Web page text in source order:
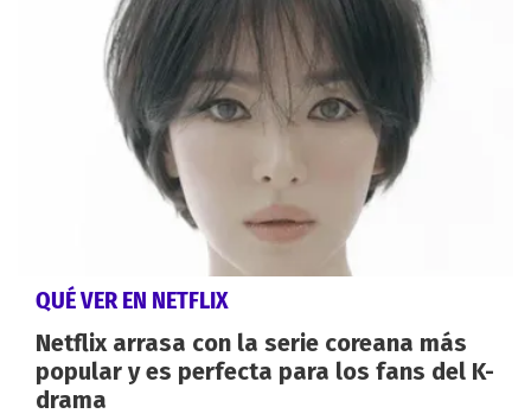
QUÉ VER EN NETFLIX
Netflix arrasa con la serie coreana más
popular y es perfecta para los fans del K-
drama